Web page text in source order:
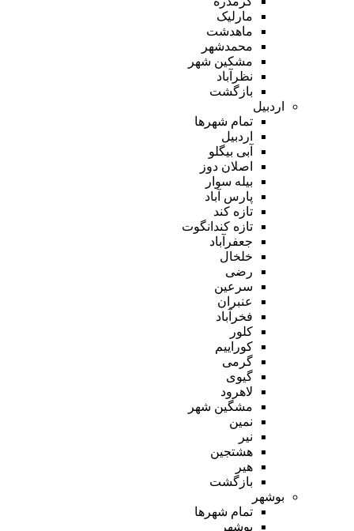
مارلیک
ماهدشت
محمدشهر
مشکین شهر
نظرآباد
بازگشت
اردبیل
تمام شهر‌ها
اردبیل
آبی بیگلو
اصلان دوز
بیله سوار
پارس آباد
تازه کند
تازه کندانگوت
جعفرآباد
خلخال
رضی
سرعین
عنبران
فخرآباد
کلور
کوراییم
گرمی
گیوی
لاهرود
مشگین شهر
نمین
نیر
هشتجین
هیر
بازگشت
بوشهر
تمام شهر‌ها
بوشهر